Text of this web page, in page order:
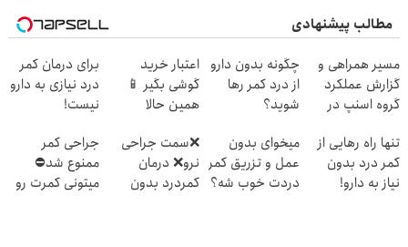
مطالب پیشنهادی
مسیر همراهی و
گزارش عملکرد
گروه اسنپ در
چگونه بدون دارو
از درد کمر رها
شوید؟
پرکن)
اعتبار خرید
گوشی بگیر 📱
همین حالا
بده 🎯
برای درمان کمر
درد نیازی به دارو
نیست!
پر کن)
تنها راه رهایی از
کمر درد بدون
نیاز به دارو!
میخوای بدون
عمل و تزریق کمر
دردت خوب شه؟
❌سمت جراحی
نرو❌ درمان
کمردرد بدون
جراحی کمر
ممنوع شد⛔
میتونی کمرت رو